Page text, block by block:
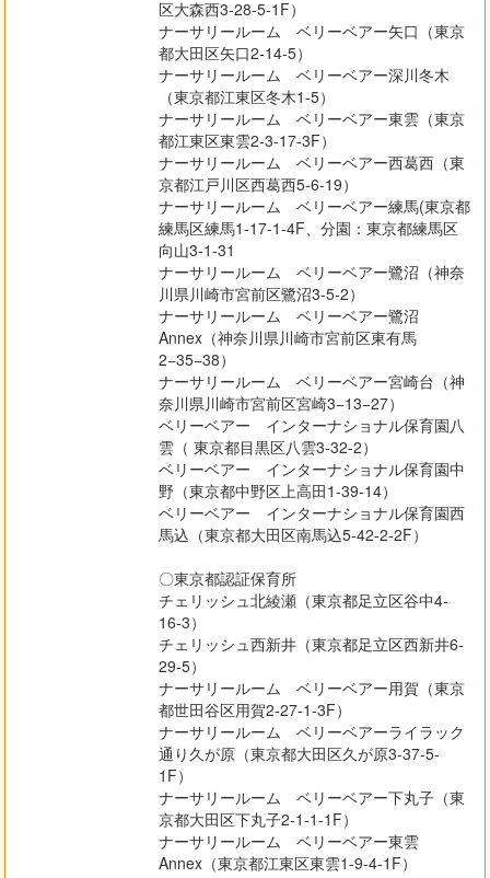
区大森西3-28-5-1F）
ナーサリールーム ベリーベアー矢口（東京
都大田区矢口2-14-5）
ナーサリールーム ベリーベアー深川冬木
（東京都江東区冬木1-5）
ナーサリールーム ベリーベアー東雲（東京
都江東区東雲2-3-17-3F）
ナーサリールーム ベリーベアー西葛西（東
京都江戸川区西葛西5-6-19）
ナーサリールーム ベリーベアー練馬(東京都
練馬区練馬1-17-1-4F、分園：東京都練馬区
向山3-1-31
ナーサリールーム ベリーベアー鷺沼（神奈
川県川崎市宮前区鷺沼3-5-2）
ナーサリールーム ベリーベアー鷺沼
Annex（神奈川県川崎市宮前区東有馬
2−35−38）
ナーサリールーム ベリーベアー宮崎台（神
奈川県川崎市宮前区宮崎3−13−27）
ベリーベアー インターナショナル保育園八
雲（ 東京都目黒区八雲3-32-2）
ベリーベアー インターナショナル保育園中
野（東京都中野区上高田1-39-14）
ベリーベアー インターナショナル保育園西
馬込（東京都大田区南⾺込5-42-2-2F）
〇東京都認証保育所
チェリッシュ北綾瀬（東京都足立区谷中4-
16-3）
チェリッシュ西新井（東京都足立区西新井6-
29-5）
ナーサリールーム ベリーベアー用賀（東京
都世田谷区用賀2-27-1-3F）
ナーサリールーム ベリーベアーライラック
通り久が原（東京都大田区久が原3-37-5-
1F）
ナーサリールーム ベリーベアー下丸子（東
京都大田区下丸子2-1-1-1F）
ナーサリールーム ベリーベアー東雲
Annex（東京都江東区東雲1-9-4-1F）